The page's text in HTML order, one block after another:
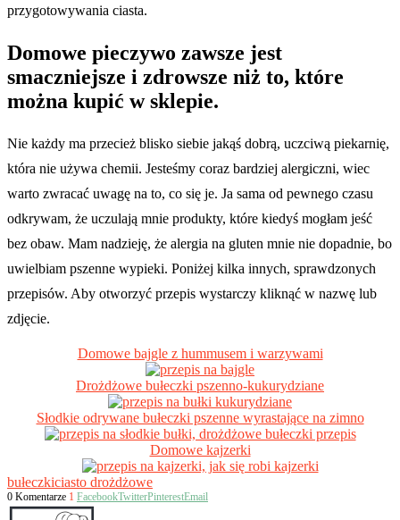
przygotowywania ciasta.
Domowe pieczywo zawsze jest
smaczniejsze i zdrowsze niż to, które
można kupić w sklepie.
Nie każdy ma przecież blisko siebie jakąś dobrą, uczciwą piekarnię,
która nie używa chemii. Jesteśmy coraz bardziej alergiczni, wiec
warto zwracać uwagę na to, co się je. Ja sama od pewnego czasu
odkrywam, że uczulają mnie produkty, które kiedyś mogłam jeść
bez obaw. Mam nadzieję, że alergia na gluten mnie nie dopadnie, bo
uwielbiam pszenne wypieki. Poniżej kilka innych, sprawdzonych
przepisów. Aby otworzyć przepis wystarczy kliknąć w nazwę lub
zdjęcie.
Domowe bajgle z hummusem i warzywami
Drożdżowe bułeczki pszenno-kukurydziane
Słodkie odrywane bułeczki pszenne wyrastające na zimno
Domowe kajzerki
bułeczkiciasto drożdżowe
0 Komentarze 1 FacebookTwitterPinterestEmail